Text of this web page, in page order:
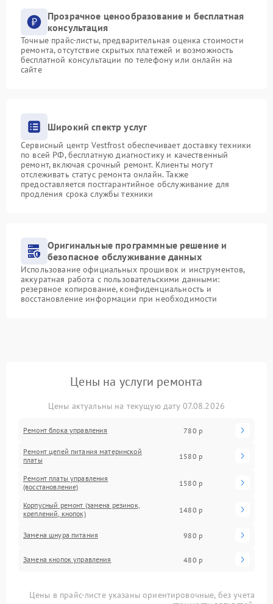
Прозрачное ценообразование и бесплатная
консультация
Точные прайс-листы, предварительная оценка стоимости
ремонта, отсутствие скрытых платежей и возможность
бесплатной консультации по телефону или онлайн на
сайте
Широкий спектр услуг
Сервисный центр Vestfrost обеспечивает доставку техники
по всей РФ, бесплатную диагностику и качественный
ремонт, включая срочный ремонт. Клиенты могут
отслеживать статус ремонта онлайн. Также
предоставляется постгарантийное обслуживание для
продления срока службы техники
Оригинальные программные решение и
безопасное обслуживание данных
Использование официальных прошивок и инструментов,
аккуратная работа с пользовательскими данными:
резервное копирование, конфиденциальность и
восстановление информации при необходимости
Цены на услуги ремонта
Цены актуальны на текущую дату 07.08.2026
Ремонт блока управления 780 р
Ремонт цепей питания материнской
платы
1580 р
Ремонт платы управления
(восстановление)
1580 р
Корпусный ремонт (замена резинок,
креплений, кнопок)
1480 р
Замена шнура питания 980 р
Замена кнопок управления 480 р
Цены в прайс-листе указаны ориентировочные, без учета